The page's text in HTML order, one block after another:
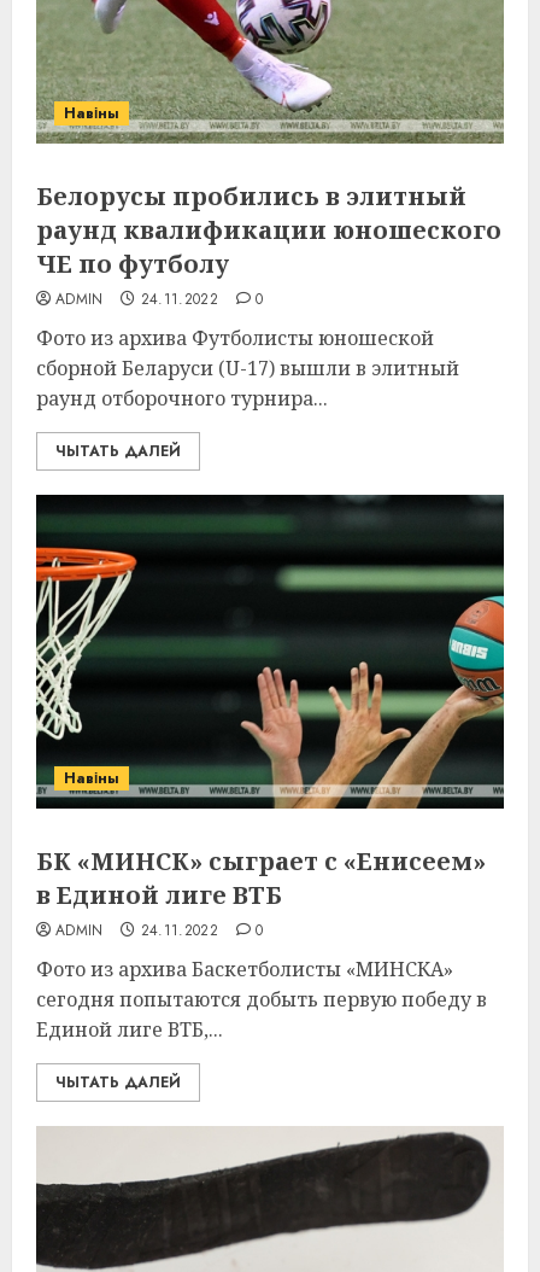
Навіны
Белорусы пробились в элитный
раунд квалификации юношеского
ЧЕ по футболу
ADMIN 24.11.2022 0
Фото из архива Футболисты юношеской
сборной Беларуси (U-17) вышли в элитный
раунд отборочного турнира...
ЧЫТАТЬ ДАЛЕЙ
Навіны
БК «МИНСК» сыграет с «Енисеем»
в Единой лиге ВТБ
ADMIN 24.11.2022 0
Фото из архива Баскетболисты «МИНСКА»
сегодня попытаются добыть первую победу в
Единой лиге ВТБ,...
ЧЫТАТЬ ДАЛЕЙ